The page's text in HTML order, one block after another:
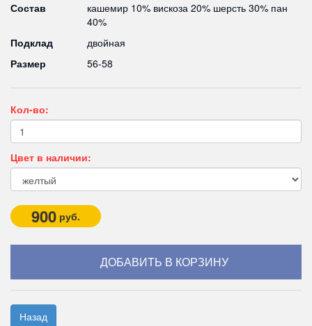
Состав
кашемир 10% вискоза 20% шерсть 30% пан
40%
Подклад
двойная
Размер
56-58
Кол-во:
Цвет в наличии:
900 руб.
Назад